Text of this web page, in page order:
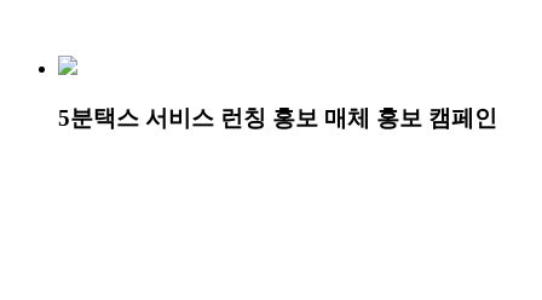
5분택스 서비스 런칭 홍보 매체 홍보 캠페인